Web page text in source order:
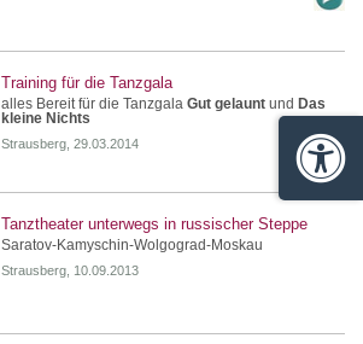
Training für die Tanzgala
alles Bereit für die Tanzgala Gut gelaunt und Das
kleine Nichts
Strausberg, 29.03.2014
Tanztheater unterwegs in russischer Steppe
Saratov-Kamyschin-Wolgograd-Moskau
Strausberg, 10.09.2013